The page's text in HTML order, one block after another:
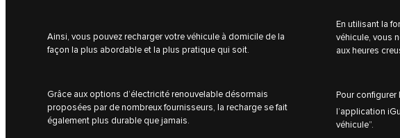
Ainsi, vous pouvez recharger votre véhicule à domicile de la
façon la plus abordable et la plus pratique qui soit.
Grâce aux options d’électricité renouvelable désormais
proposées par de nombreux fournisseurs, la recharge se fait
également plus durable que jamais.
En utilisant la
véhicule, vous
aux heures
Pour
l’application
véhicule”.